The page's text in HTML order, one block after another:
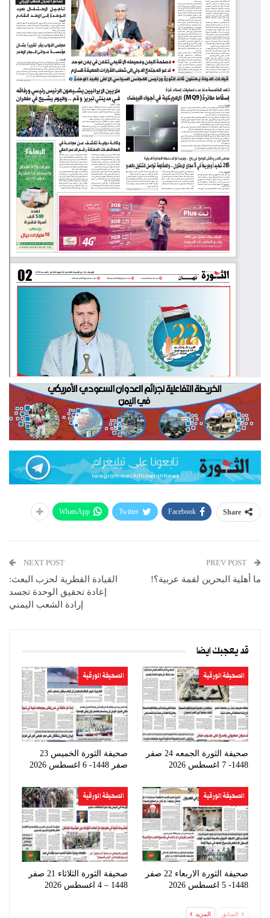
Share
Facebook
Twitter
WhatsApp
ما أهلية البحرين لقمة عربية؟!
NEXT POST
القيادة القطرية لحزب البعث:
إعادة تحقيق الوحدة تجسد
إرادة الشعب اليمني
قد يعجبك ايضا
الصحيفة الورقية
صحيفة الثورة الجمعه 24 صفر
1448- 7 اغسطس 2026
الصحيفة الورقية
صحيفة الثورة الخميس 23
صفر 1448- 6 اغسطس 2026
الصحيفة الورقية
صحيفة الثورة الاربعاء 22 صفر
1448- 5 اغسطس 2026
الصحيفة الورقية
صحيفة الثورة الثلاثاء 21 صفر
1448 – 4 اغسطس 2026
السابق المزيد